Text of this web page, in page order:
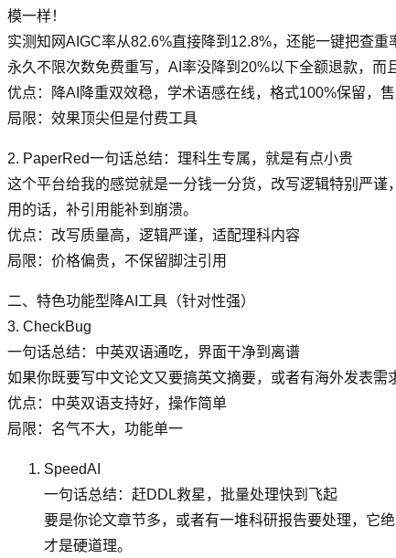
模一样！
实测知网AIGC率从82.6%直接降到12.8%，还能一键把查
永久不限次数免费重写，AI率没降到20%以下全额退款，而
优点：降AI降重双效稳，学术语感在线，格式100%保留，
局限：效果顶尖但是付费工具
2. PaperRed一句话总结：理科生专属，就是有点小贵
这个平台给我的感觉就是一分钱一分货，改写逻辑特别严
用的话，补引用能补到崩溃。
优点：改写质量高，逻辑严谨，适配理科内容
局限：价格偏贵，不保留脚注引用
二、特色功能型降AI工具（针对性强）
3. CheckBug
一句话总结：中英双语通吃，界面干净到离谱
如果你既要写中文论文又要搞英文摘要，或者有海外发表
优点：中英双语支持好，操作简单
局限：名气不大，功能单一
SpeedAI
一句话总结：赶DDL救星，批量处理快到飞起
要是你论文章节多，或者有一堆科研报告要处理，它
才是硬道理。